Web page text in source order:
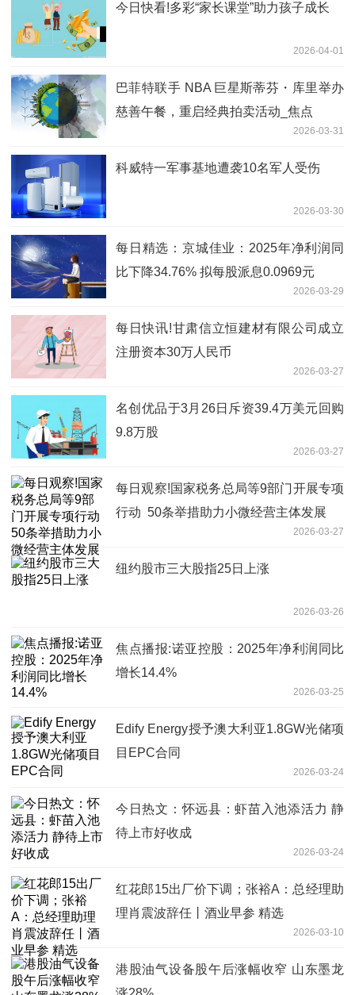
今日快看!多彩“家长课堂”助力孩子成长
2026-04-01
巴菲特联手 NBA 巨星斯蒂芬・库里举办
慈善午餐，重启经典拍卖活动_焦点
2026-03-31
科威特一军事基地遭袭10名军人受伤
2026-03-30
每日精选：京城佳业：2025年净利润同
比下降34.76% 拟每股派息0.0969元
2026-03-29
每日快讯!甘肃信立恒建材有限公司成立
注册资本30万人民币
2026-03-27
名创优品于3月26日斥资39.4万美元回购
9.8万股
2026-03-27
每日观察!国家税务总局等9部门开展专项
行动 50条举措助力小微经营主体发展
2026-03-27
纽约股市三大股指25日上涨
2026-03-26
焦点播报:诺亚控股：2025年净利润同比
增长14.4%
2026-03-25
Edify Energy授予澳大利亚1.8GW光储项
目EPC合同
2026-03-24
今日热文：怀远县：虾苗入池添活力 静
待上市好收成
2026-03-24
红花郎15出厂价下调；张裕A：总经理助
理肖震波辞任丨酒业早参 精选
2026-03-10
港股油气设备股午后涨幅收窄 山东墨龙